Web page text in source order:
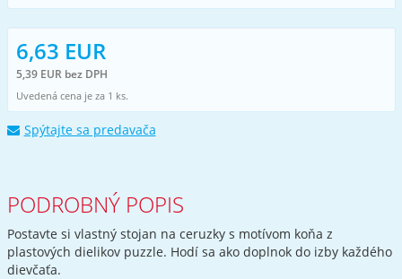
6,63 EUR
5,39 EUR bez DPH
Uvedená cena je za 1 ks.
Spýtajte sa predavača
PODROBNÝ POPIS
Postavte si vlastný stojan na ceruzky s motívom koňa z
plastových dielikov puzzle. Hodí sa ako doplnok do izby každého
dievčaťa.